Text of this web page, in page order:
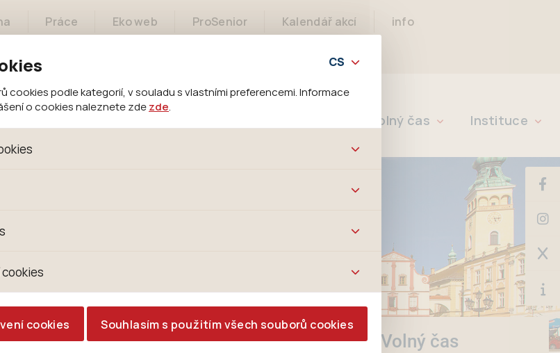
cookies podle kategorií, v souladu s vlastními preferencemi. Informace
o cookies naleznete zde zde.
nezbytné ke správnému chování našich webových stránek a všech
produktů v nákupním košíku, ovládání filtrů a také nastavení
společnosti Google Inc., která následně tato data
o osobní údaje, protože anonymizované cookies nelze přiřadit
k přizpůsobení našeho webu vašim potřebám a zájmům, což
nim můžeme nabídku přímo přizpůsobit vašim preferencím, což vám
produktů či jiným nedůležitým nabídkám.
cookies Souhlasím s použitím všech souborů cookies
Práce Eko web ProSenior Kalendář akcí info
Volný čas Instituce
Volný čas